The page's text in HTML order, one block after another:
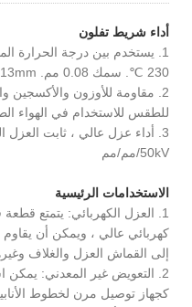
أداء شريط تفلون
230 ℃. سمك 0.08 مم. 0.13mm ؛ 0.18 ؛ 0.25mm
2. مقاومة للأوزون والأكسجين
للطقس للاستخدام في الهواء الطلق
50kV/مم/مم
الاستخدامات الرئيسية
1. العزل الكهربائي: يتمتع
كهربائي عالي ، ويمكن أن يقاوم
إلى القماش العزل والغلاف
2. التعويض غير المعدني:
كجهاز توصيل مرن لخطوط